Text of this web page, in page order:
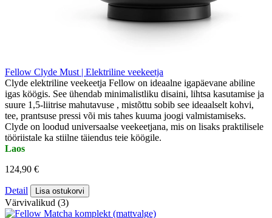
Fellow Clyde Must | Elektriline veekeetja
Clyde elektriline veekeetja Fellow on ideaalne igapäevane abiline
igas köögis. See ühendab minimalistliku disaini, lihtsa kasutamise ja
suure 1,5-liitrise mahutavuse , mistõttu sobib see ideaalselt kohvi,
tee, prantsuse pressi või mis tahes kuuma joogi valmistamiseks.
Clyde on loodud universaalse veekeetjana, mis on lisaks praktilisele
tööriistale ka stiilne täiendus teie köögile.
Laos
124,90 €
Detail Lisa ostukorvi
Värvivalikud (3)